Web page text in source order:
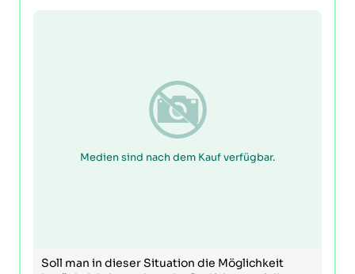
Medien sind nach dem Kauf verfügbar.
Soll man in dieser Situation die Möglichkeit